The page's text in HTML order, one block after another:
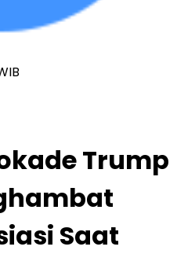
Trump
Saat